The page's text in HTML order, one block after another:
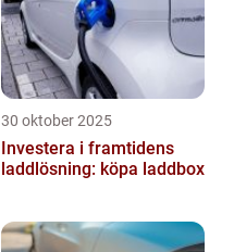
30 oktober 2025
Investera i framtidens
laddlösning: köpa laddbox